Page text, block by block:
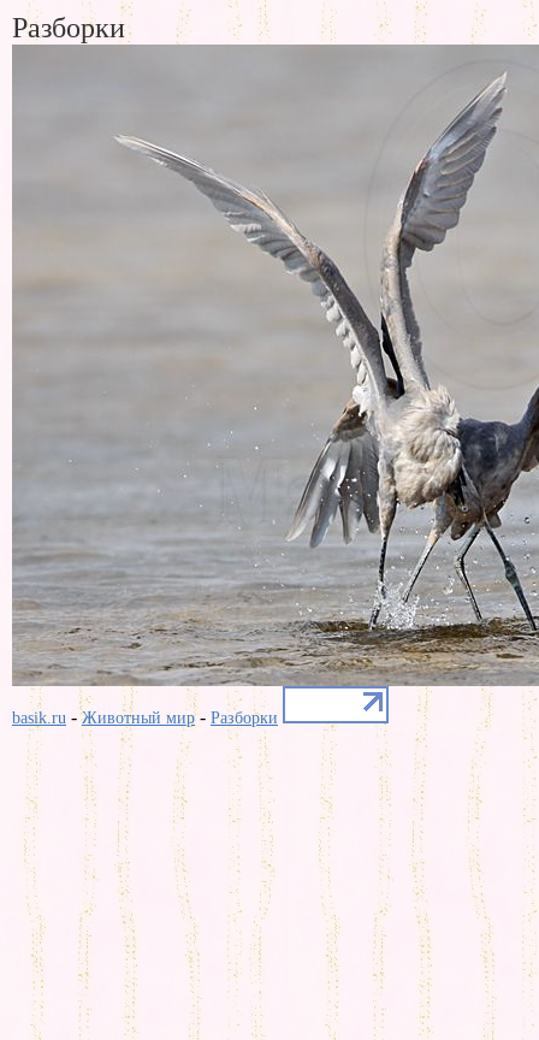
Разборки
basik.ru -Животный мир- Разборки